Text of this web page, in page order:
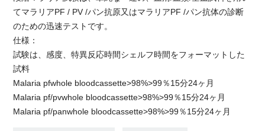
てマラリアPF / PV /パン抗原又はマラリアPF /パン抗体の診断
のための迅速テストです。
仕様：
試験は、感度、特異反応時間シェルフ時間をフォーマットした
試料
Malaria pfwhole bloodcassette>98%>99％15分24ヶ月
Malaria pf/pvwhole bloodcassette>98%>99％15分24ヶ月
Malaria pf/panwhole bloodcassette>98%>99％15分24ヶ月